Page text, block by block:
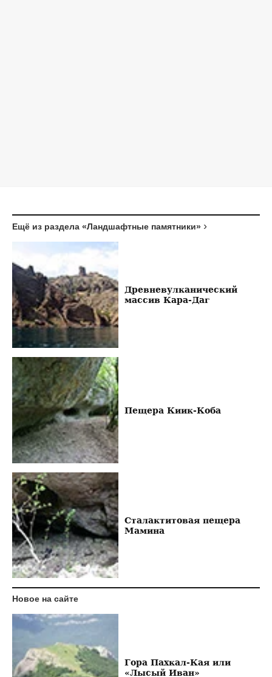
Ещё из раздела «Ландшафтные памятники»
Древневулкани­ческий
массив Кара-Даг
Пещера Киик-Коба
Сталактитовая пещера
Мамина
Новое на сайте
Гора Пахкал-Кая или
«Лысый Иван»